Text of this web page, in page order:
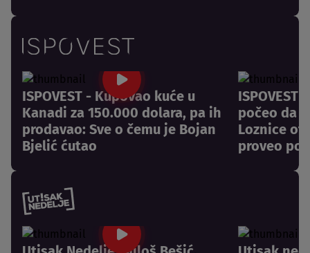
ISPOVEST - Kupovao kuće u
Kanadi za 150.000 dolara, pa ih
prodavao: Sve o čemu je Bojan
Bjelić ćutao
počeo da
Loznice
proveo